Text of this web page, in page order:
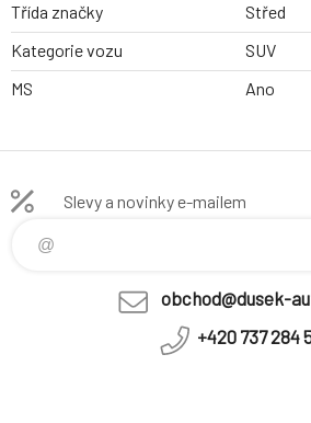
Třída značky
Střed
Kategorie vozu
SUV
MS
Ano
Slevy a novinky e-mailem
obchod@dusek-
+420 737 284